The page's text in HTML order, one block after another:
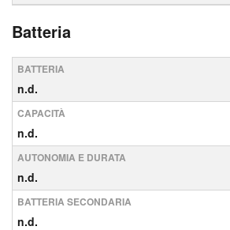
Batteria
BATTERIA
n.d.
CAPACITÀ
n.d.
AUTONOMIA E DURATA
n.d.
BATTERIA SECONDARIA
n.d.